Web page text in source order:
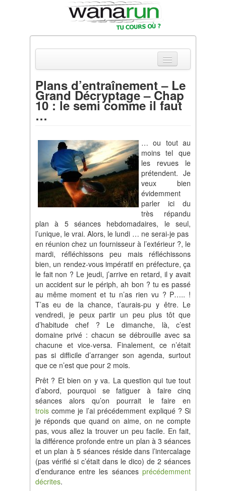
Actualités
Outils & Réseaux
Plans d’entraînement – Le
Grand Décryptage – Chap
10 : le semi comme il faut
…
… ou tout au
moins tel que
les revues le
prétendent. Je
veux bien
évidemment
parler ici du
très répandu
plan à 5 séances hebdomadaires, le seul,
l’unique, le vrai. Alors, le lundi … ne serai-je pas
en réunion chez un fournisseur à l’extérieur ?, le
mardi, réfléchissons peu mais réfléchissons
bien, un rendez-vous impératif en préfecture, ça
le fait non ? Le jeudi, j’arrive en retard, il y avait
un accident sur le périph, ah bon ? tu es passé
au même moment et tu n’as rien vu ? P….. !
T’as eu de la chance, t’aurais-pu y être. Le
vendredi, je peux partir un peu plus tôt que
d’habitude chef ? Le dimanche, là, c’est
domaine privé : chacun se débrouille avec sa
chacune et vice-versa. Finalement, ce n’était
pas si difficile d’arranger son agenda, surtout
que ce n’est que pour 2 mois.
Prêt ? Et bien on y va. La question qui tue tout
d’abord, pourquoi se fatiguer à faire cinq
séances alors qu’on pourrait le faire en
troiscomme je l’ai précédemment expliqué ? Si
je réponds que quand on aime, on ne compte
pas, vous allez la trouver un peu facile. En fait,
la différence profonde entre un plan à 3 séances
et un plan à 5 séances réside dans l’intercalage
(pas vérifié si c’était dans le dico) de 2 séances
d’endurance entre les séancesprécédemment
décrites.